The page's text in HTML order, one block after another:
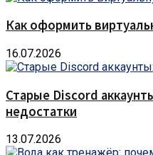
Как оформить
16.07.2026
Старые Discord
недостатки
13.07.2026